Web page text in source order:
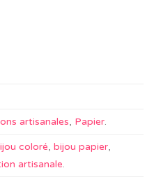
artisanales, Papier.
coloré, bijou papier,
artisanale.